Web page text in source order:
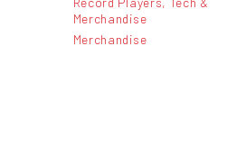
Merchandise
Merchandise